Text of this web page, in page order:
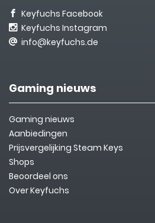
Keyfuchs Facebook
Keyfuchs Instagram
info@keyfuchs.de
Gaming nieuws
Gaming nieuws
Aanbiedingen
Prijsvergelijking Steam Keys
Shops
Beoordeel ons
Over Keyfuchs